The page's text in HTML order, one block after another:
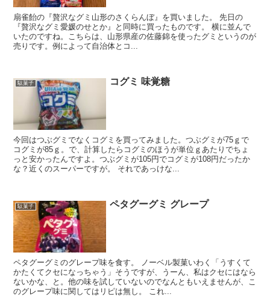
扇雀飴の『贅沢なグミ山形のさくらんぼ』を買いました。 先日の
『贅沢なグミ愛媛のせとか』と同時に買ったものです。 横に並んで
いたのですね。こちらは、山形県産の佐藤錦を使ったグミというのが
売りです。例によって自治体とコ...
駄菓子 コグミ 味覚糖
今回はつぶグミでなくコグミを買ってみました。つぶグミが75ｇで
コグミが85ｇ。で、計算したらコグミのほうが単位ｇあたりでちょ
っと安かったんですよ。つぶグミが105円でコグミが108円だったか
な？近くのスーパーですが。 それであっけな...
駄菓子 ペタグーグミ グレープ
ペタグーグミのグレープ味を食す。 ノーベル製菓いわく「うすくて
かたくてクセになっちゃう」そうですが、うーん、私はクセにはなら
ないかな、と。他の味を試していないのでなんともいえませんが、こ
のグレープ味に関してはリピは無し。 これ...